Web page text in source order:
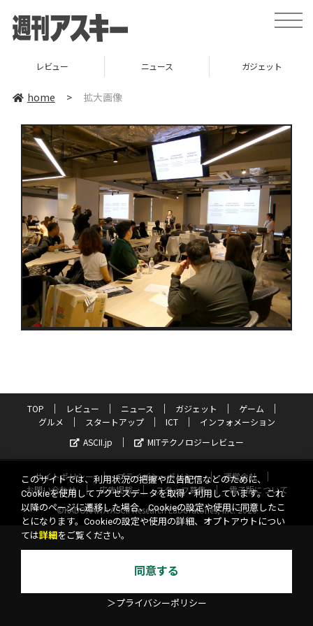
toggle
レビュー ニュース ガジェット
home > 拡大画像
TOP レビュー ニュース ガジェット
ゲーム
グルメ
スタートアップ ICT
インフォメーション
ASCII.jp
MITテクノロジーレビュー
サイトポリシー プライバシーポリシー
運営会社
お問い合わせ
広告掲載 スタッフ募集
電子版について
©KADOKAWA ASCII Research Laboratories, Inc. 2026
このサイトでは、利用状況の把握や広告配信などのために、
Cookieを使用してアクセスデータを取得・利用しています。これ
以降のページに遷移した場合、Cookieの設定や使用に同意したこ
とになります。Cookieの設定や使用の詳細、オプトアウトについ
ては詳細 をご覧ください。
同意する
＞プライバシーポリシー